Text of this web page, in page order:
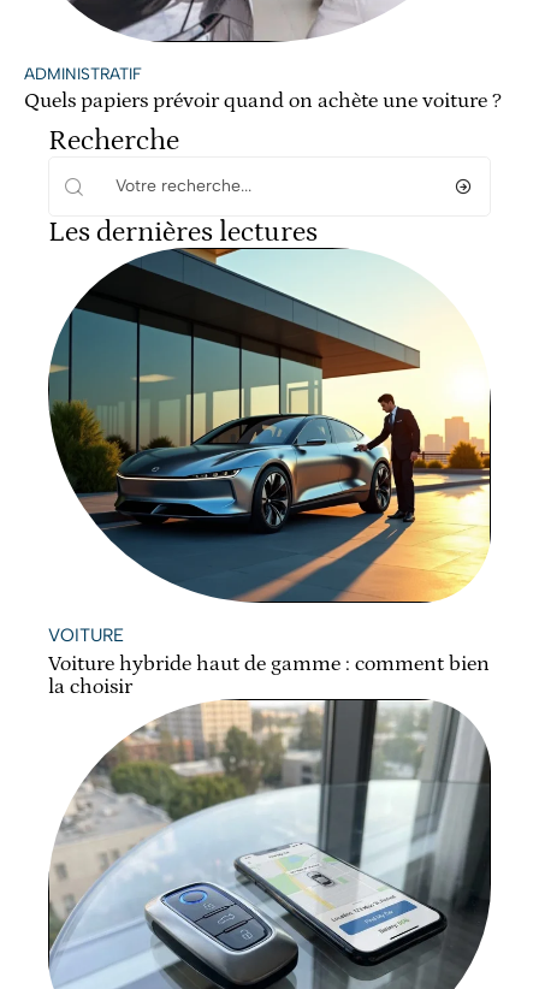
ADMINISTRATIF
Quels papiers prévoir quand on achète une voiture ?
Recherche
Les dernières lectures
VOITURE
Voiture hybride haut de gamme : comment bien
la choisir